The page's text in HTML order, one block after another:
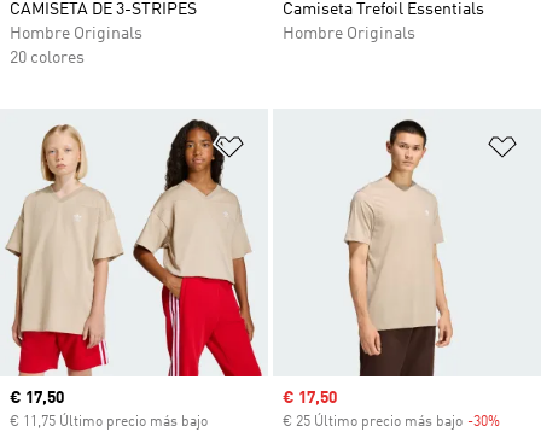
CAMISETA DE 3-STRIPES
Hombre Originals
20 colores
Camiseta Trefoil Essentials
Hombre Originals
Añadir a la lista de deseos
Precio actual
€ 17,50
€ 11,75 Último precio más bajo
Precio de venta
€ 17,50
€ 25 Último precio más bajo -30%